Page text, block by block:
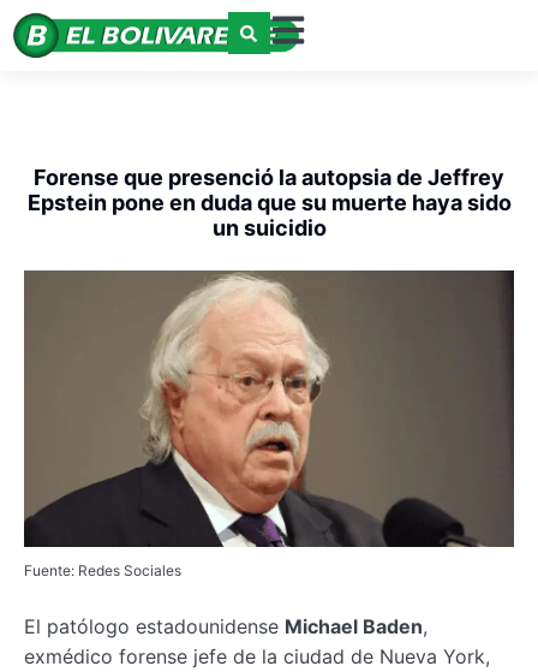
Forense que presenció la autopsia de Jeffrey
Epstein pone en duda que su muerte haya sido
un suicidio
Fuente: Redes Sociales
El patólogo estadounidense Michael Baden,
exmédico forense jefe de la ciudad de Nueva York,